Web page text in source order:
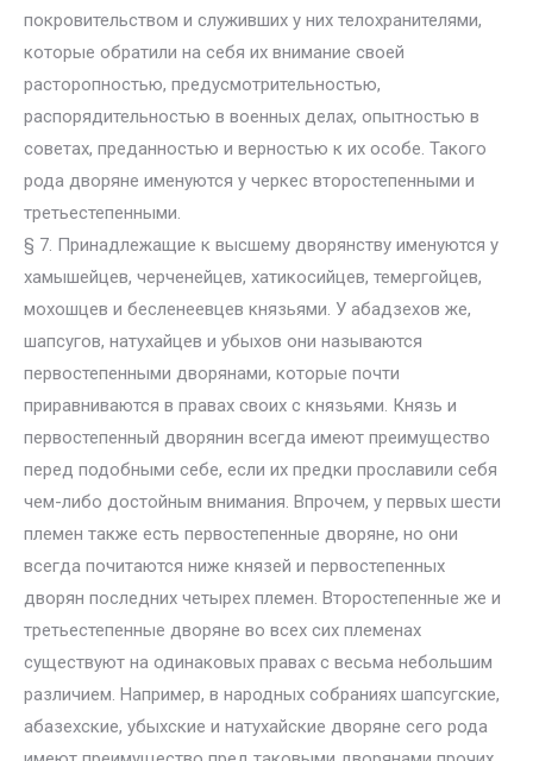
покровительством и служивших у них телохранителями,
которые обратили на себя их внимание своей
расторопностью, предусмотрительностью,
распорядительностью в военных делах, опытностью в
советах, преданностью и верностью к их особе. Такого
рода дворяне именуются у черкес второстепенными и
третьестепенными.
§ 7. Принадлежащие к высшему дворянству именуются у
хамышейцев, черченейцев, хатикосийцев, темергойцев,
мохошцев и бесленеевцев князьями. У абадзехов же,
шапсугов, натухайцев и убыхов они называются
первостепенными дворянами, которые почти
приравниваются в правах своих с князьями. Князь и
первостепенный дворянин всегда имеют преимущество
перед подобными себе, если их предки прославили себя
чем-либо достойным внимания. Впрочем, у первых шести
племен также есть первостепенные дворяне, но они
всегда почитаются ниже князей и первостепенных
дворян последних четырех племен. Второстепенные же и
третьестепенные дворяне во всех сих племенах
существуют на одинаковых правах с весьма небольшим
различием. Например, в народных собраниях шапсугские,
абазехские, убыхские и натухайские дворяне сего рода